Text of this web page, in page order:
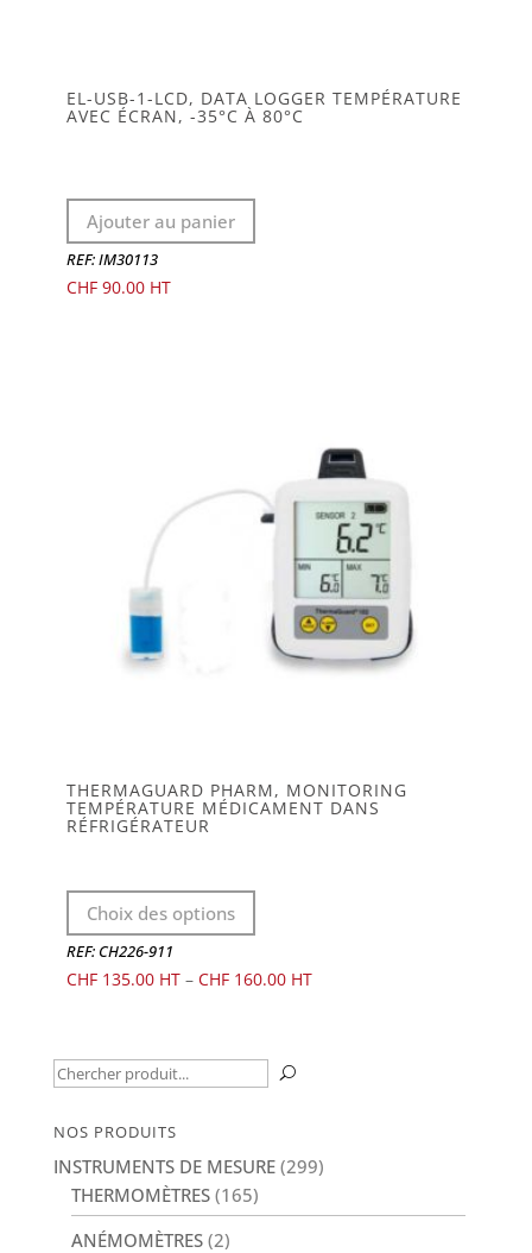
EL-USB-1-LCD, DATA LOGGER TEMPÉRATURE
AVEC ÉCRAN, -35°C À 80°C
Ajouter au panier
REF: IM30113
CHF90.00
THERMAGUARD PHARM, MONITORING
TEMPÉRATURE MÉDICAMENT DANS
RÉFRIGÉRATEUR
Choix des options
Ce
plusieurs
options
peuvent
sur
la
REF: CH226-911
CHF135.00 – CHF160.00
Recherche
U
NOS PRODUITS
INSTRUMENTS DE MESURE (299)
THERMOMÈTRES (165)
ANÉMOMÈTRES (2)